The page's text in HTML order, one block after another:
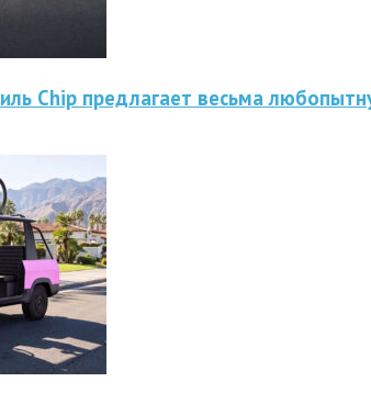
Chip предлагает весьма